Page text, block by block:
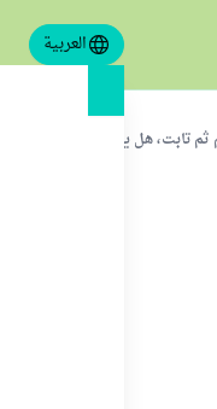
العربية
ثم تابت، هل يشرع أن تتصدق